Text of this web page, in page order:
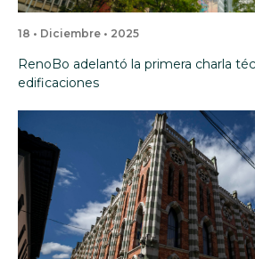
18 • Diciembre • 2025
RenoBo adelantó la primera charla
edificaciones